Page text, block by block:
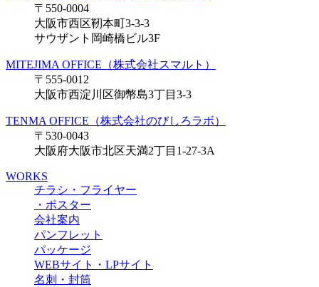
〒550-0004
大阪市西区靭本町3-3-3
サウザント岡崎橋ビル3F
MITEJIMA OFFICE（株式会社スマルト）
〒555-0012
大阪市西淀川区御幣島3丁目3-3
TENMA OFFICE（株式会社のびしろラボ）
〒530-0043
大阪府大阪市北区天満2丁目1-27-3A
WORKS
チラシ・フライヤー
・ポスター
会社案内
パンフレット
パッケージ
WEBサイト・LPサイト
名刺・封筒